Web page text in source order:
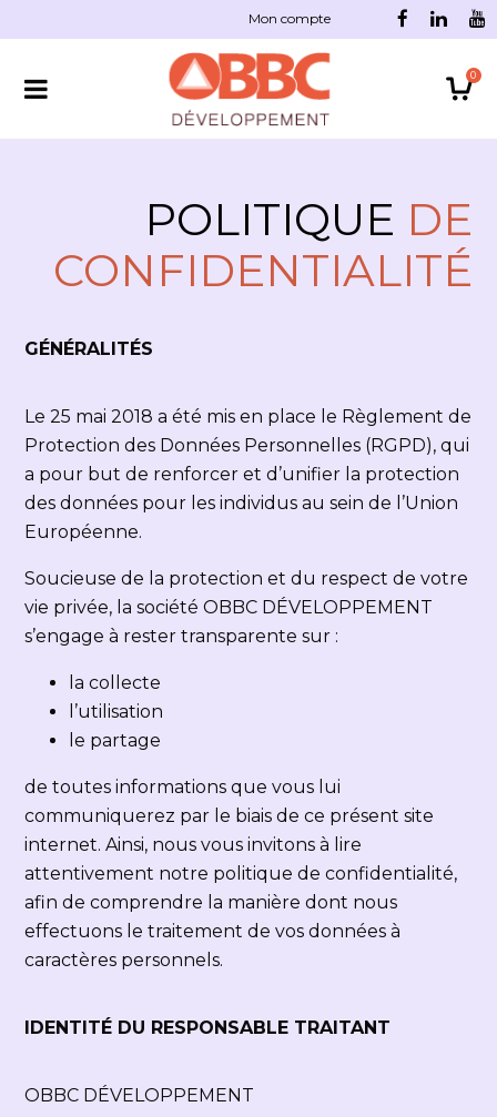
Mon compte
0
POLITIQUE DE
CONFIDENTIALITÉ
GÉNÉRALITÉS
Le 25 mai 2018 a été mis en place le Règlement de
Protection des Données Personnelles (RGPD), qui
a pour but de renforcer et d’unifier la protection
des données pour les individus au sein de l’Union
Européenne.
Soucieuse de la protection et du respect de votre
vie privée, la sociétéOBBC DÉVELOPPEMENT
s’engage à rester transparente sur :
la collecte
l’utilisation
le partage
de toutes informations que vous lui
communiquerez par le biais de ce présent site
internet. Ainsi, nous vous invitons à lire
attentivement notre politique de confidentialité,
afin de comprendre la manière dont nous
effectuons le traitement de vos données à
caractères personnels.
IDENTITÉ DU RESPONSABLE TRAITANT
OBBC DÉVELOPPEMENT